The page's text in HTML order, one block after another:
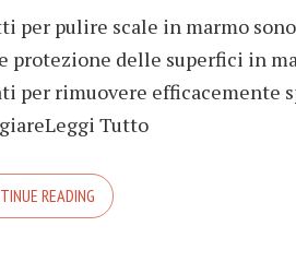
per pulire scale in marmo
protezione delle superfici in
per rimuovere efficacemente
Tutto
READING